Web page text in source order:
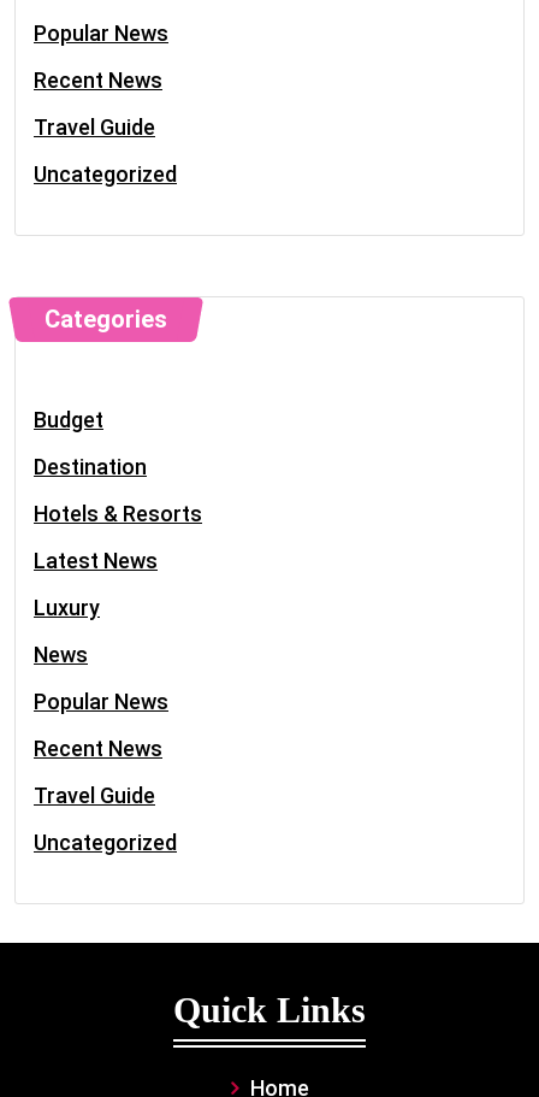
Popular News
Recent News
Travel Guide
Uncategorized
Categories
Budget
Destination
Hotels & Resorts
Latest News
Luxury
News
Popular News
Recent News
Travel Guide
Uncategorized
Quick Links
Home